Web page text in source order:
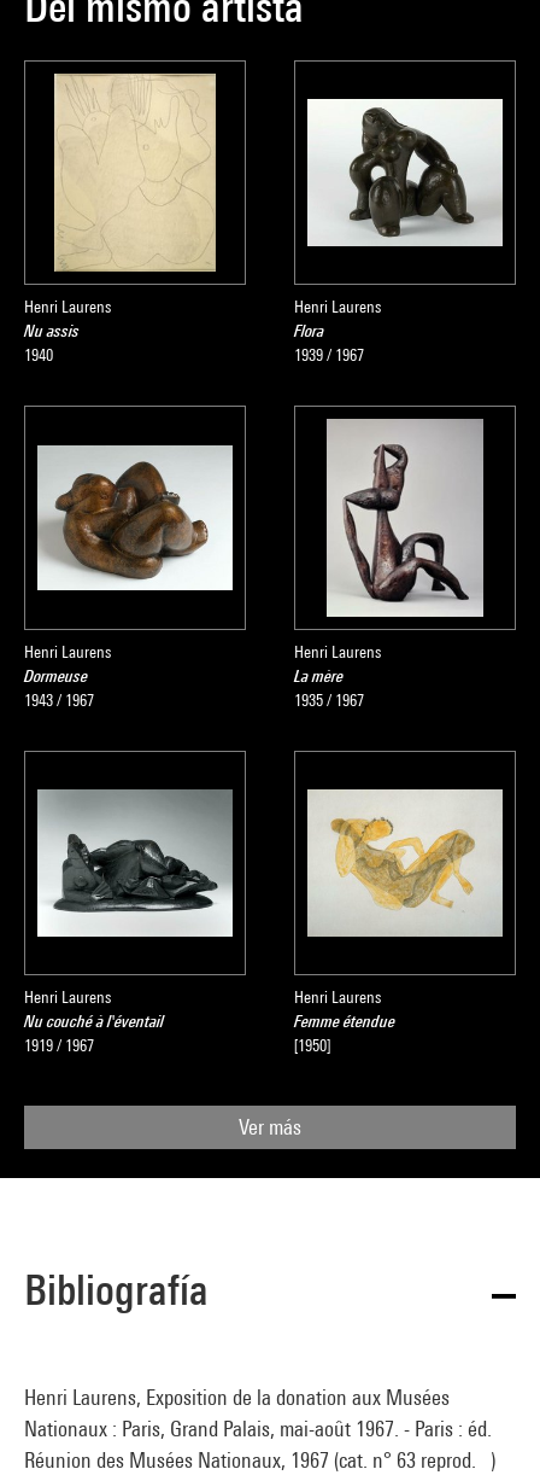
Henri Laurens
Nu assis
1940
Henri Laurens
Flora
1939 / 1967
Henri Laurens
Dormeuse
1943 / 1967
Henri Laurens
La mère
1935 / 1967
Henri Laurens
Nu couché à l'éventail
1919 / 1967
Henri Laurens
Femme étendue
[1950]
Ver más
Bibliografía
Henri Laurens, Exposition de la donation aux Musées
Nationaux : Paris, Grand Palais, mai-août 1967. - Paris : éd.
Réunion des Musées Nationaux, 1967 (cat. n° 63 reprod. )